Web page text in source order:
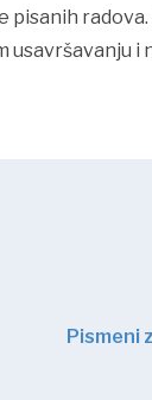
radova.
usavršavanju i
Pismeni